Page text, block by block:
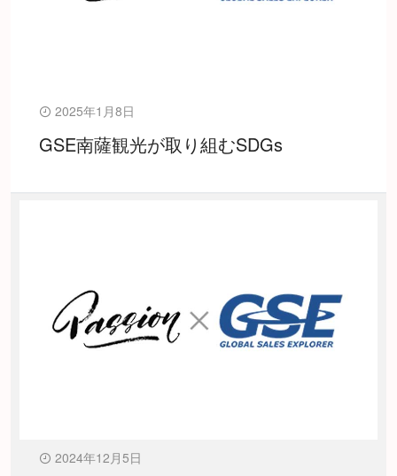
2025年1月8日
GSE南薩観光が取り組むSDGs
2024年12月5日